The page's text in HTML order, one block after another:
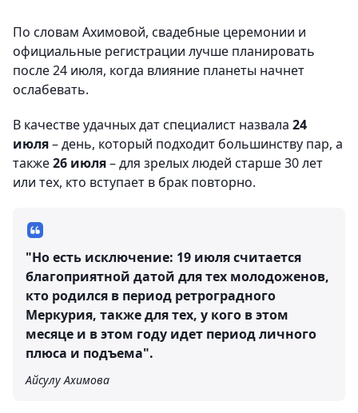
По словам Ахимовой, свадебные церемонии и
официальные регистрации лучше планировать
после 24 июля, когда влияние планеты начнет
ослабевать.
В качестве удачных дат специалист назвала 24
июля– день, который подходит большинству пар, а
также26 июля– для зрелых людей старше 30 лет
или тех, кто вступает в брак повторно.
"Но есть исключение: 19 июлясчитается
благоприятной датой для тех молодоженов,
кто родился в период ретроградного
Меркурия, также для тех, у кого в этом
месяце и в этом году идет период личного
плюса и подъема".
Айсулу Ахимова